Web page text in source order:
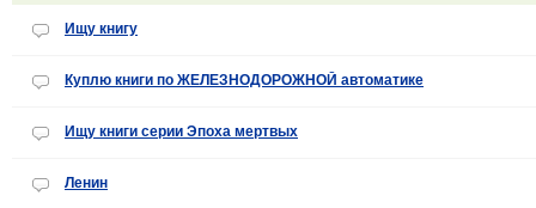
Ищу книгу
Куплю книги по ЖЕЛЕЗНОДОРОЖНОЙ автоматике
Ищу книги серии Эпоха мертвых
Ленин